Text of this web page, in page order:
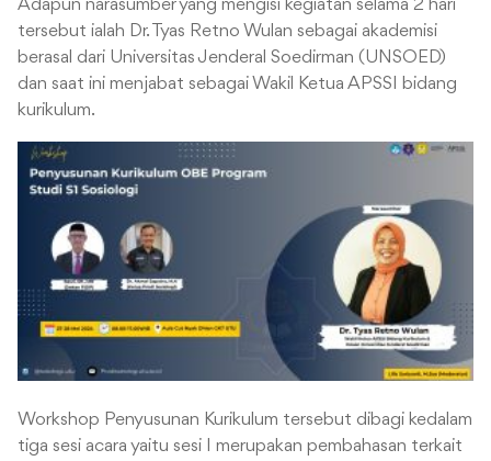
Adapun narasumber yang mengisi kegiatan selama 2 hari
tersebut ialah Dr. Tyas Retno Wulan sebagai akademisi
berasal dari Universitas Jenderal Soedirman (UNSOED)
dan saat ini menjabat sebagai Wakil Ketua APSSI bidang
kurikulum.
Workshop Penyusunan Kurikulum tersebut dibagi kedalam
tiga sesi acara yaitu sesi I merupakan pembahasan terkait